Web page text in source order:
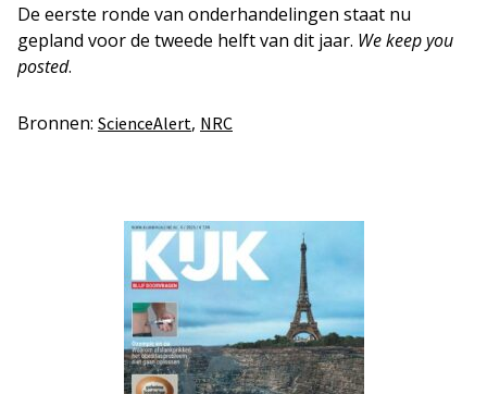
De eerste ronde van onderhandelingen staat nu
gepland voor de tweede helft van dit jaar. We keep you
posted.
Bronnen: ScienceAlert, NRC